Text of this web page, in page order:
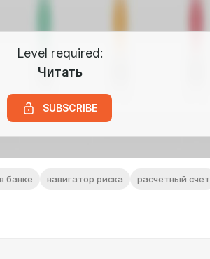
Level required:
Читать
SUBSCRIBE
банке навигатор риска расчетный счет